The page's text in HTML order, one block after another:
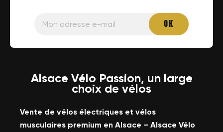
Alsace Vélo Passion, un large
choix de vélos
Vente de vélos électriques et vélos
musculaires premium en Alsace – Alsace Vélo